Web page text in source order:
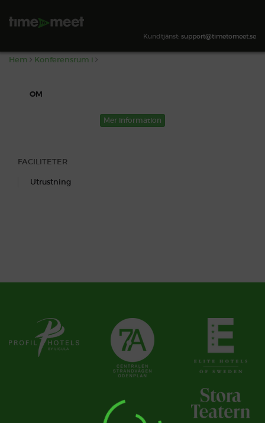
Kundtjänst: support@timetomeet.se
Hem Konferensrum i
OM
Mer information
FACILITETER
Utrustning